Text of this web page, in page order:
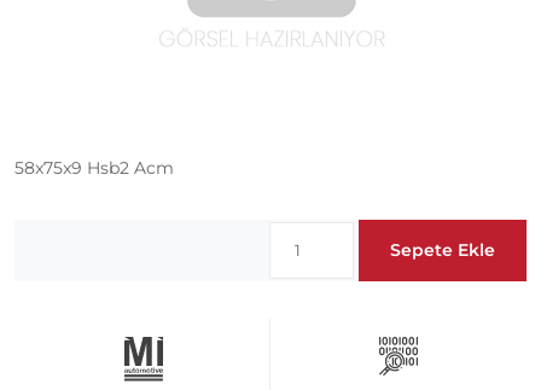
58x75x9 Hsb2 Acm
Sepete Ekle